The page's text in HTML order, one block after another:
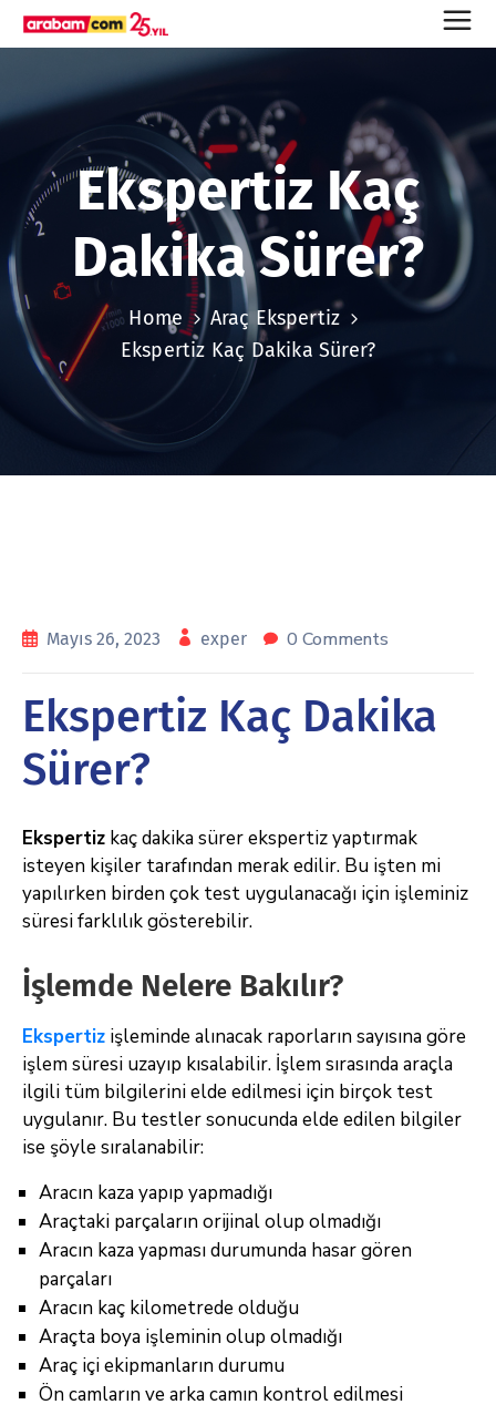
Ekspertiz Kaç
Dakika Sürer?
Home
Araç Ekspertiz
Ekspertiz Kaç Dakika Sürer?
Mayıs 26, 2023 exper 0 Comments
Ekspertiz Kaç Dakika
Sürer?
Ekspertiz kaç dakika sürer ekspertiz yaptırmak
isteyen kişiler tarafından merak edilir. Bu işten mi
yapılırken birden çok test uygulanacağı için işleminiz
süresi farklılık gösterebilir.
İşlemde Nelere Bakılır?
Ekspertiz işleminde alınacak raporların sayısına göre
işlem süresi uzayıp kısalabilir. İşlem sırasında araçla
ilgili tüm bilgilerini elde edilmesi için birçok test
uygulanır. Bu testler sonucunda elde edilen bilgiler
ise şöyle sıralanabilir:
Aracın kaza yapıp yapmadığı
Araçtaki parçaların orijinal olup olmadığı
Aracın kaza yapması durumunda hasar gören
parçaları
Aracın kaç kilometrede olduğu
Araçta boya işleminin olup olmadığı
Araç içi ekipmanların durumu
Ön camların ve arka camın kontrol edilmesi